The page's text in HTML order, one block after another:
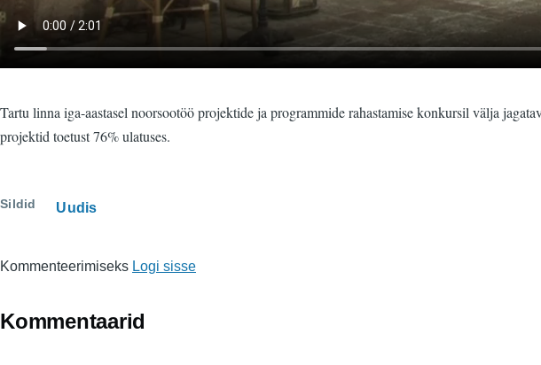
Tartu linna iga-aastasel noorsootöö projektide ja programmide rahastamise konkursil välja
projektid toetust 76% ulatuses.
Sildid Uudis
Kommenteerimiseks Logi sisse
Kommentaarid